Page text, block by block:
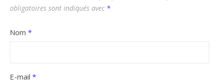
obligatoires sont indiqués avec *
Nom *
E-mail *